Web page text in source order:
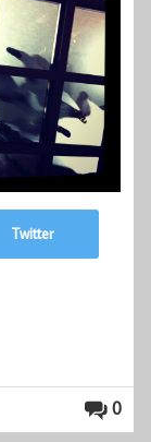
Twitter
0